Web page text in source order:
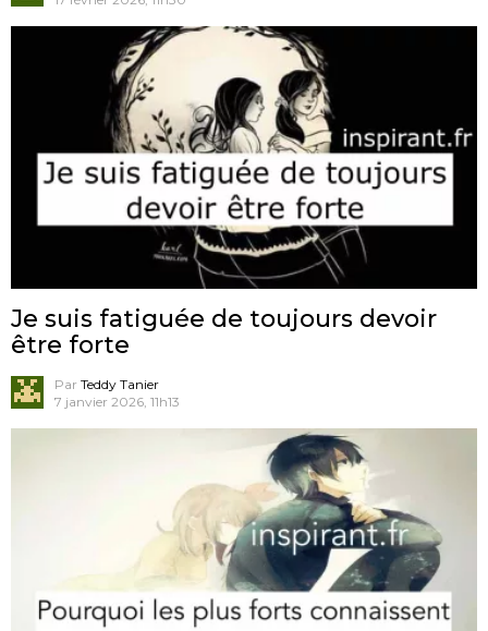
Je suis fatiguée de toujours devoir
être forte
Par Teddy Tanier
7 janvier 2026, 11h13